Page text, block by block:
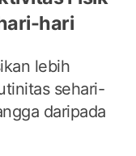
hari
lebih
sehari-
daripada